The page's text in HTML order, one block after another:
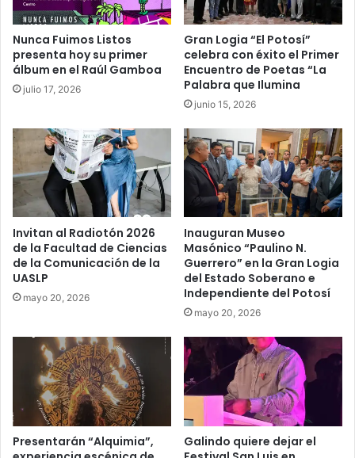
Nunca Fuimos Listos
presenta hoy su primer
álbum en el Raúl Gamboa
julio 17, 2026
Gran Logia “El Potosí”
celebra con éxito el Primer
Encuentro de Poetas “La
Palabra que Ilumina
junio 15, 2026
Invitan al Radiotón 2026
de la Facultad de Ciencias
de la Comunicación de la
UASLP
mayo 20, 2026
Inauguran Museo
Masónico “Paulino N.
Guerrero” en la Gran Logia
del Estado Soberano e
Independiente del Potosí
mayo 20, 2026
Presentarán “Alquimia”,
Galindo quiere dejar el